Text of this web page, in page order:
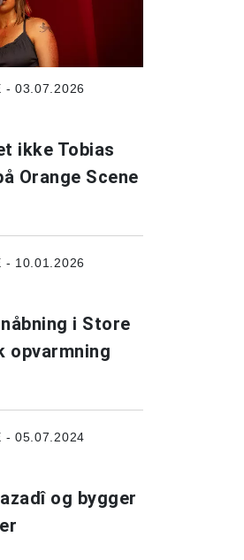
- 03.07.2026
ikke Tobias
Orange Scene
- 10.01.2026
i Store
opvarmning
- 05.07.2024
og bygger